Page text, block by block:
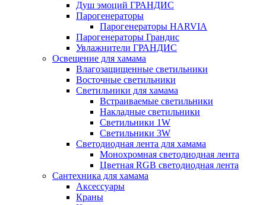
Душ эмоций ГРАНДИС
Парогенераторы
Парогенераторы HARVIA
Парогенераторы Грандис
Увлажнители ГРАНДИС
Освещение для хамама
Влагозащищенные светильники
Восточные светильники
Светильники для хамама
Встраиваемые светильники
Накладные светильники
Светильники 1W
Светильники 3W
Светодиодная лента для хамама
Монохромная светодиодная лента
Цветная RGB светодиодная лента
Сантехника для хамама
Аксессуары
Краны